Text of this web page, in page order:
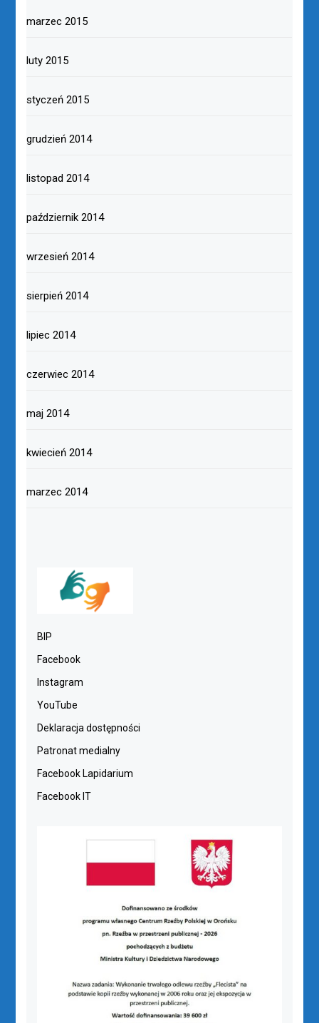
marzec 2015
luty 2015
styczeń 2015
grudzień 2014
listopad 2014
październik 2014
wrzesień 2014
sierpień 2014
lipiec 2014
czerwiec 2014
maj 2014
kwiecień 2014
marzec 2014
BIP
Facebook
Instagram
YouTube
Deklaracja dostępności
Patronat medialny
Facebook Lapidarium
Facebook IT